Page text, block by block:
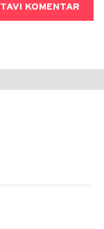
KOMENTAR